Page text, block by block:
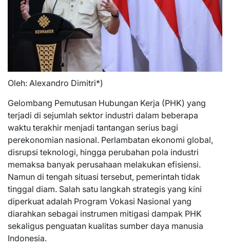
Oleh: Alexandro Dimitri*)
Gelombang Pemutusan Hubungan Kerja (PHK) yang
terjadi di sejumlah sektor industri dalam beberapa
waktu terakhir menjadi tantangan serius bagi
perekonomian nasional. Perlambatan ekonomi global,
disrupsi teknologi, hingga perubahan pola industri
memaksa banyak perusahaan melakukan efisiensi.
Namun di tengah situasi tersebut, pemerintah tidak
tinggal diam. Salah satu langkah strategis yang kini
diperkuat adalah Program Vokasi Nasional yang
diarahkan sebagai instrumen mitigasi dampak PHK
sekaligus penguatan kualitas sumber daya manusia
Indonesia.